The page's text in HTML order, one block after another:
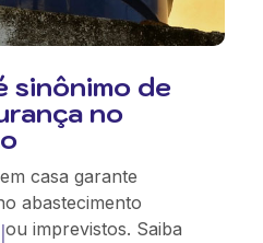
sinônimo de
no
casa garante
abastecimento
imprevistos. Saiba